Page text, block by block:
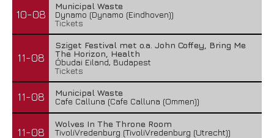
10-08
Municipal Waste
Dynamo (Dynamo (Eindhoven))
Tickets
11-08
Sziget Festival met o.a. John Coffey, Bring Me
The Horizon, Health
Óbudai Eiland, Budapest
Tickets
11-08
Municipal Waste
Cafe Calluna (Cafe Calluna (Ommen))
11-08
Wolves In The Throne Room
TivoliVredenburg (TivoliVredenburg (Utrecht))